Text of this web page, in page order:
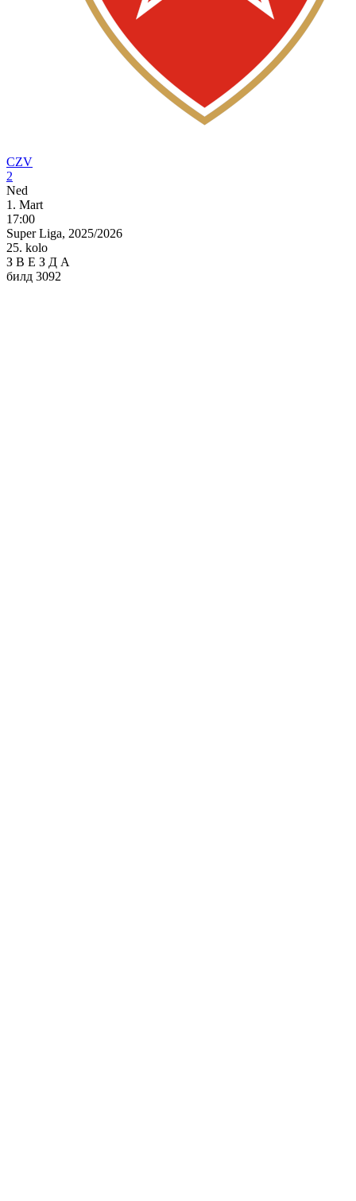
CZV
2
Ned
1. Mart
17:00
Super Liga, 2025/2026
25. kolo
З В Е З Д А
билд 3092